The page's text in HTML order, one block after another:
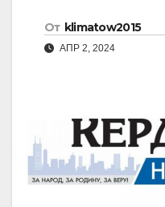
От klimatow2015
АПР 2, 2024